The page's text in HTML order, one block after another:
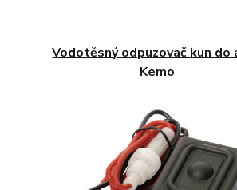
Vodotěsný odpuzovač kun do
Kemo